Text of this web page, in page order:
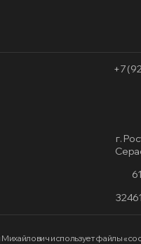
+7
г.
использует файлы